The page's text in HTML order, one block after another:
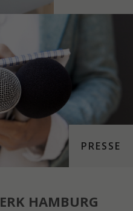
PRESSE
HAMBURG